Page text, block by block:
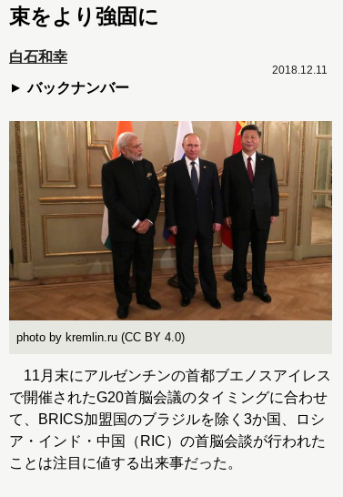
束をより強固に
白石和幸
バックナンバー
2018.12.11
photo by kremlin.ru (CC BY 4.0)
11月末にアルゼンチンの首都ブエノスアイレス
で開催されたG20首脳会議のタイミングに合わせ
て、BRICS加盟国のブラジルを除く3か国、ロシ
ア・インド・中国（RIC）の首脳会談が行われた
ことは注目に値する出来事だった。